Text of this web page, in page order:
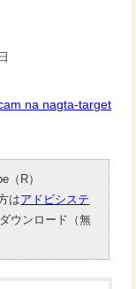
na nagta-target
（R）
はアドビシステ
ウンロード（無